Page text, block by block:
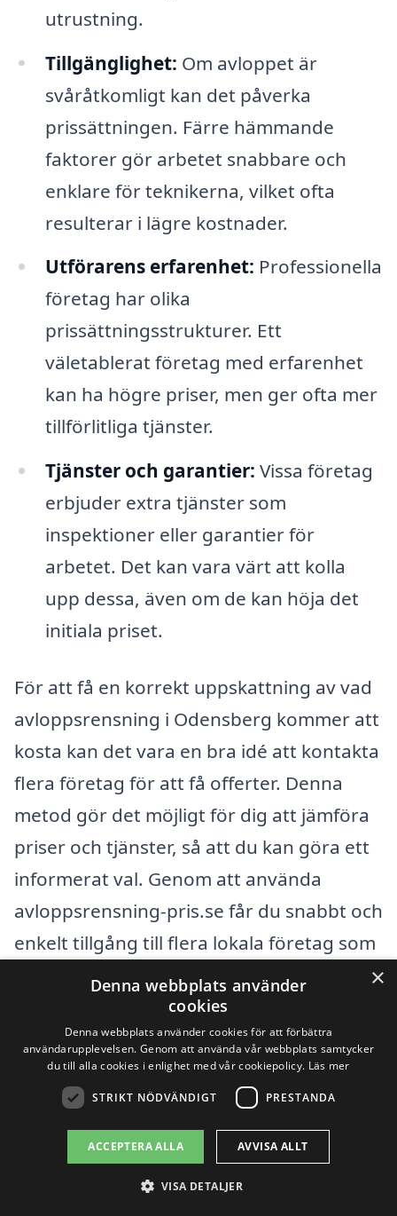
utrustning.
Tillgänglighet: Om avloppet är
svåråtkomligt kan det påverka
prissättningen. Färre hämmande
faktorer gör arbetet snabbare och
enklare för teknikerna, vilket ofta
resulterar i lägre kostnader.
Utförarens erfarenhet: Professionella
företag har olika
prissättningsstrukturer. Ett
väletablerat företag med erfarenhet
kan ha högre priser, men ger ofta mer
tillförlitliga tjänster.
Tjänster och garantier: Vissa företag
erbjuder extra tjänster som
inspektioner eller garantier för
arbetet. Det kan vara värt att kolla
upp dessa, även om de kan höja det
initiala priset.
För att få en korrekt uppskattning av vad
avloppsrensning i Odensberg kommer att
kosta kan det vara en bra idé att kontakta
flera företag för att få offerter. Denna
metod gör det möjligt för dig att jämföra
priser och tjänster, så att du kan göra ett
informerat val. Genom att använda
avloppsrensning-pris.se får du snabbt och
enkelt tillgång till flera lokala företag som
kan hjälpa dig med rensning av avlopp,
vilket gör att du kan hitta en lösning som
passar din budget och dina behov.
Att välja rätt firma för avloppsrensning är
avgörande för att säkerställa en effektiv
och långvarig lösning på eventuella
problem. Så tveka inte att jämföra
×
Denna webbplats använder
cookies
Denna webbplats använder cookies för att förbättra
användarupplevelsen. Genom att använda vår webbplats samtycker
du till alla cookies i enlighet med vår cookiepolicy. Läs mer
STRIKT NÖDVÄNDIGT PRESTANDA
ACCEPTERA ALLA AVVISA ALLT
VISA DETALJER